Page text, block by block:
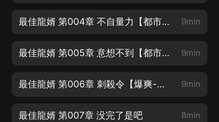
最佳龍婿 第004章 不自量力【都市熱血爆款爽文-最佳龍婿-火熱上線】 9min
最佳龍婿 第005章 意想不到【都市熱血爆款爽文-最佳龍婿-火熱上線】 9min
最佳龍婿 第006章 刺殺令【爆爽-快上車-求關注訂閱-收藏分享-投喂月票】 9min
最佳龍婿 第007章 没完了是吧 8min